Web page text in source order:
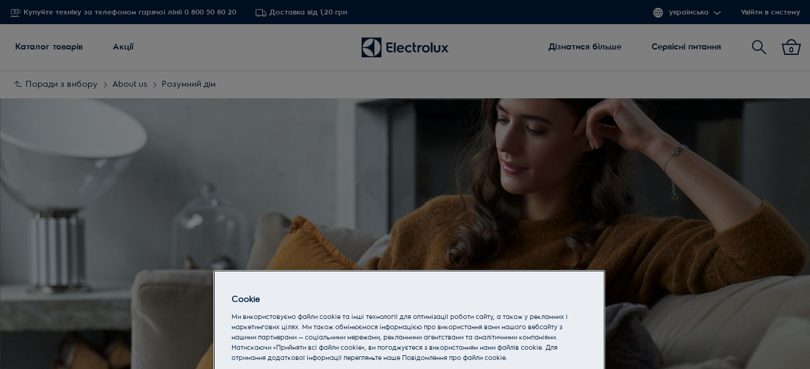
Купуйте техніку за телефоном гарячої лінії 0 800 50 80 20 Доставка від 1,20 грн українська Увійти в систему
Каталог товарів Акції Дізнатися більше Сервісні питання Пошук
0
Поради з вибору About us Розумний дім
Cookie
Ми використовуємо файли cookie та інші технології для оптимізації роботи сайту, а також у рекламних і
маркетингових цілях. Ми також обмінюємося інформацією про використання вами нашого вебсайту з
нашими партнерами — соціальними мережами, рекламними агентствами та аналітичними компаніями.
Натискаючи «Прийняти всі файли cookie», ви погоджуєтеся з використанням нами файлів cookie. Для
отримання додаткової інформації перегляньте наше Пoвідомлення прo файли cookie.